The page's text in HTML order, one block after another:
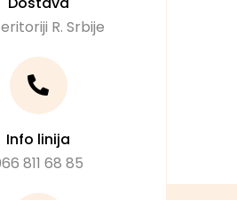
R. Srbije
Info linija
811 68 85